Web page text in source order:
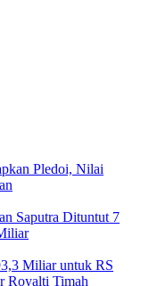
Pledoi, Nilai
Saputra Dituntut 7
Miliar untuk RS
Royalti Timah